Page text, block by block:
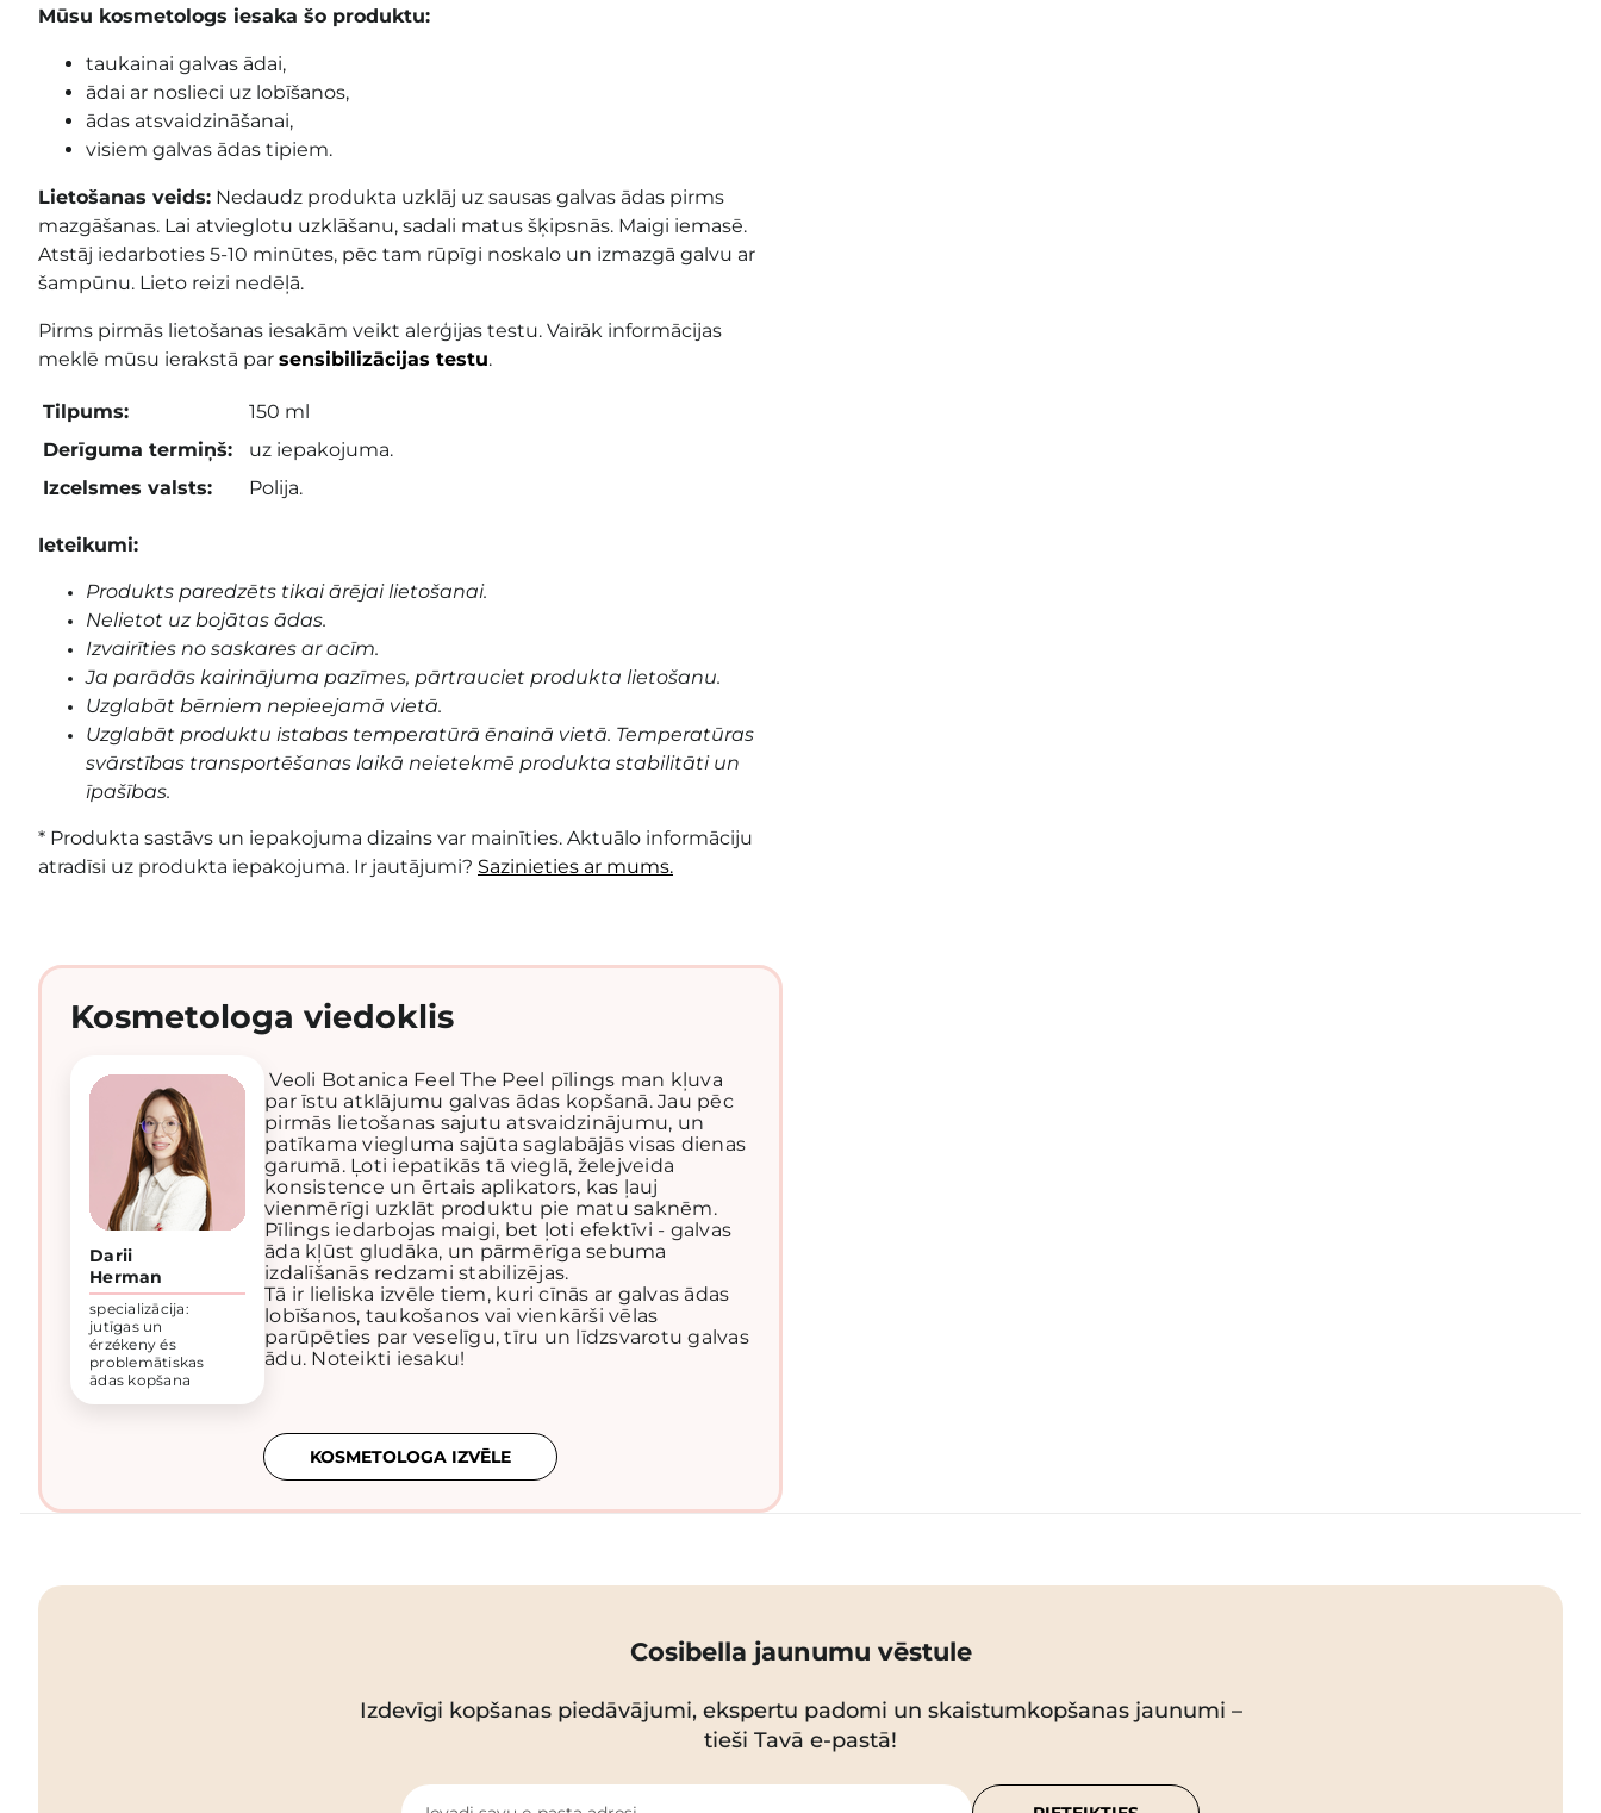
Mūsu kosmetologs iesaka šo produktu:
taukainai galvas ādai,
ādai ar noslieci uz lobīšanos,
ādas atsvaidzināšanai,
visiem galvas ādas tipiem.
Lietošanas veids: Nedaudz produkta uzklāj uz sausas galvas ādas pirms
mazgāšanas. Lai atvieglotu uzklāšanu, sadali matus šķipsnās. Maigi iemasē.
Atstāj iedarboties 5-10 minūtes, pēc tam rūpīgi noskalo un izmazgā galvu ar
šampūnu. Lieto reizi nedēļā.
Pirms pirmās lietošanas iesakām veikt alerģijas testu. Vairāk informācijas
meklē mūsu ierakstā par sensibilizācijas testu.
Tilpums:
150 ml
Derīguma termiņš:
uz iepakojuma.
Izcelsmes valsts:
Polija.
Ieteikumi:
Produkts paredzēts tikai ārējai lietošanai.
Nelietot uz bojātas ādas.
Izvairīties no saskares ar acīm.
Ja parādās kairinājuma pazīmes, pārtrauciet produkta lietošanu.
Uzglabāt bērniem nepieejamā vietā.
Uzglabāt produktu istabas temperatūrā ēnainā vietā. Temperatūras
svārstības transportēšanas laikā neietekmē produkta stabilitāti un
īpašības.
* Produkta sastāvs un iepakojuma dizains var mainīties. Aktuālo informāciju
atradīsi uz produkta iepakojuma. Ir jautājumi? Sazinieties ar mums.
Kosmetologa viedoklis
Darii
Herman
specializācija:
jutīgas un
érzékeny és
problemātiskas
ādas kopšana
Veoli Botanica Feel The Peel pīlings man kļuva
par īstu atklājumu galvas ādas kopšanā. Jau pēc
pirmās lietošanas sajutu atsvaidzinājumu, un
patīkama viegluma sajūta saglabājās visas dienas
garumā. Ļoti iepatikās tā vieglā, želejveida
konsistence un ērtais aplikators, kas ļauj
vienmērīgi uzklāt produktu pie matu saknēm.
Pīlings iedarbojas maigi, bet ļoti efektīvi - galvas
āda kļūst gludāka, un pārmērīga sebuma
izdalīšanās redzami stabilizējas.
Tā ir lieliska izvēle tiem, kuri cīnās ar galvas ādas
lobīšanos, taukošanos vai vienkārši vēlas
parūpēties par veselīgu, tīru un līdzsvarotu galvas
ādu. Noteikti iesaku!
KOSMETOLOGA IZVĒLE
Cosibella jaunumu vēstule
Izdevīgi kopšanas piedāvājumi, ekspertu padomi un skaistumkopšanas jaunumi –
tieši Tavā e-pastā!